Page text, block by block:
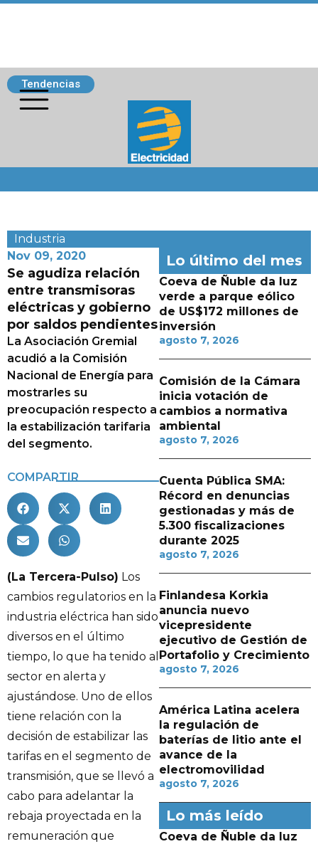
Tendencias
Industria
Nov 09, 2020
Se agudiza relación
entre transmisoras
eléctricas y gobierno
por saldos pendientes
La Asociación Gremial
acudió a la Comisión
Nacional de Energía para
mostrarles su
preocupación respecto a
la estabilización tarifaria
del segmento.
COMPARTIR
(La Tercera-Pulso) Los
cambios regulatorios en la
industria eléctrica han sido
diversos en el último
tiempo, lo que ha tenido al
sector en alerta y
ajustándose. Uno de ellos
tiene relación con la
decisión de estabilizar las
tarifas en el segmento de
transmisión, que se llevó a
cabo para adelantar la
rebaja proyectada en la
remuneración que
Lo último del mes
Coeva de Ñuble da luz
verde a parque eólico
de US$172 millones de
inversión
agosto 7, 2026
Comisión de la Cámara
inicia votación de
cambios a normativa
ambiental
agosto 7, 2026
Cuenta Pública SMA:
Récord en denuncias
gestionadas y más de
5.300 fiscalizaciones
durante 2025
agosto 7, 2026
Finlandesa Korkia
anuncia nuevo
vicepresidente
ejecutivo de Gestión de
Portafolio y Crecimiento
agosto 7, 2026
América Latina acelera
la regulación de
baterías de litio ante el
avance de la
electromovilidad
agosto 7, 2026
Lo más leído
Coeva de Ñuble da luz